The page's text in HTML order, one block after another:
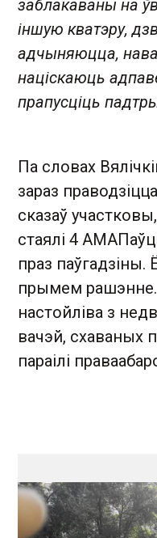
заблакаваны на
іншую кватэру,
адчыняюцца,
націскаюць
прапусціць
Па словах
зараз
сказаў
стаялі 4
праз
прымем
настойліва з
вачэй, схаваных
параілі